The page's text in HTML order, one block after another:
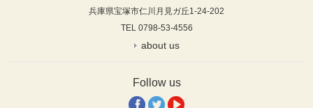
兵庫県宝塚市仁川月見ガ丘1-24-202
TEL 0798-53-4556
about us
Follow us